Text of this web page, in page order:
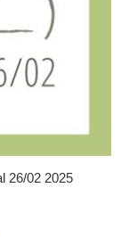
26/02 2025